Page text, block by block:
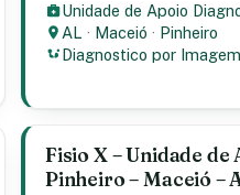
Unidade de Apoio
AL · Maceió · Pinheiro
Diagnostico por Imagem
Fisio X – Unidade
Pinheiro – Maceió –